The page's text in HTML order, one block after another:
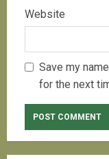
Website
Save my
for the next